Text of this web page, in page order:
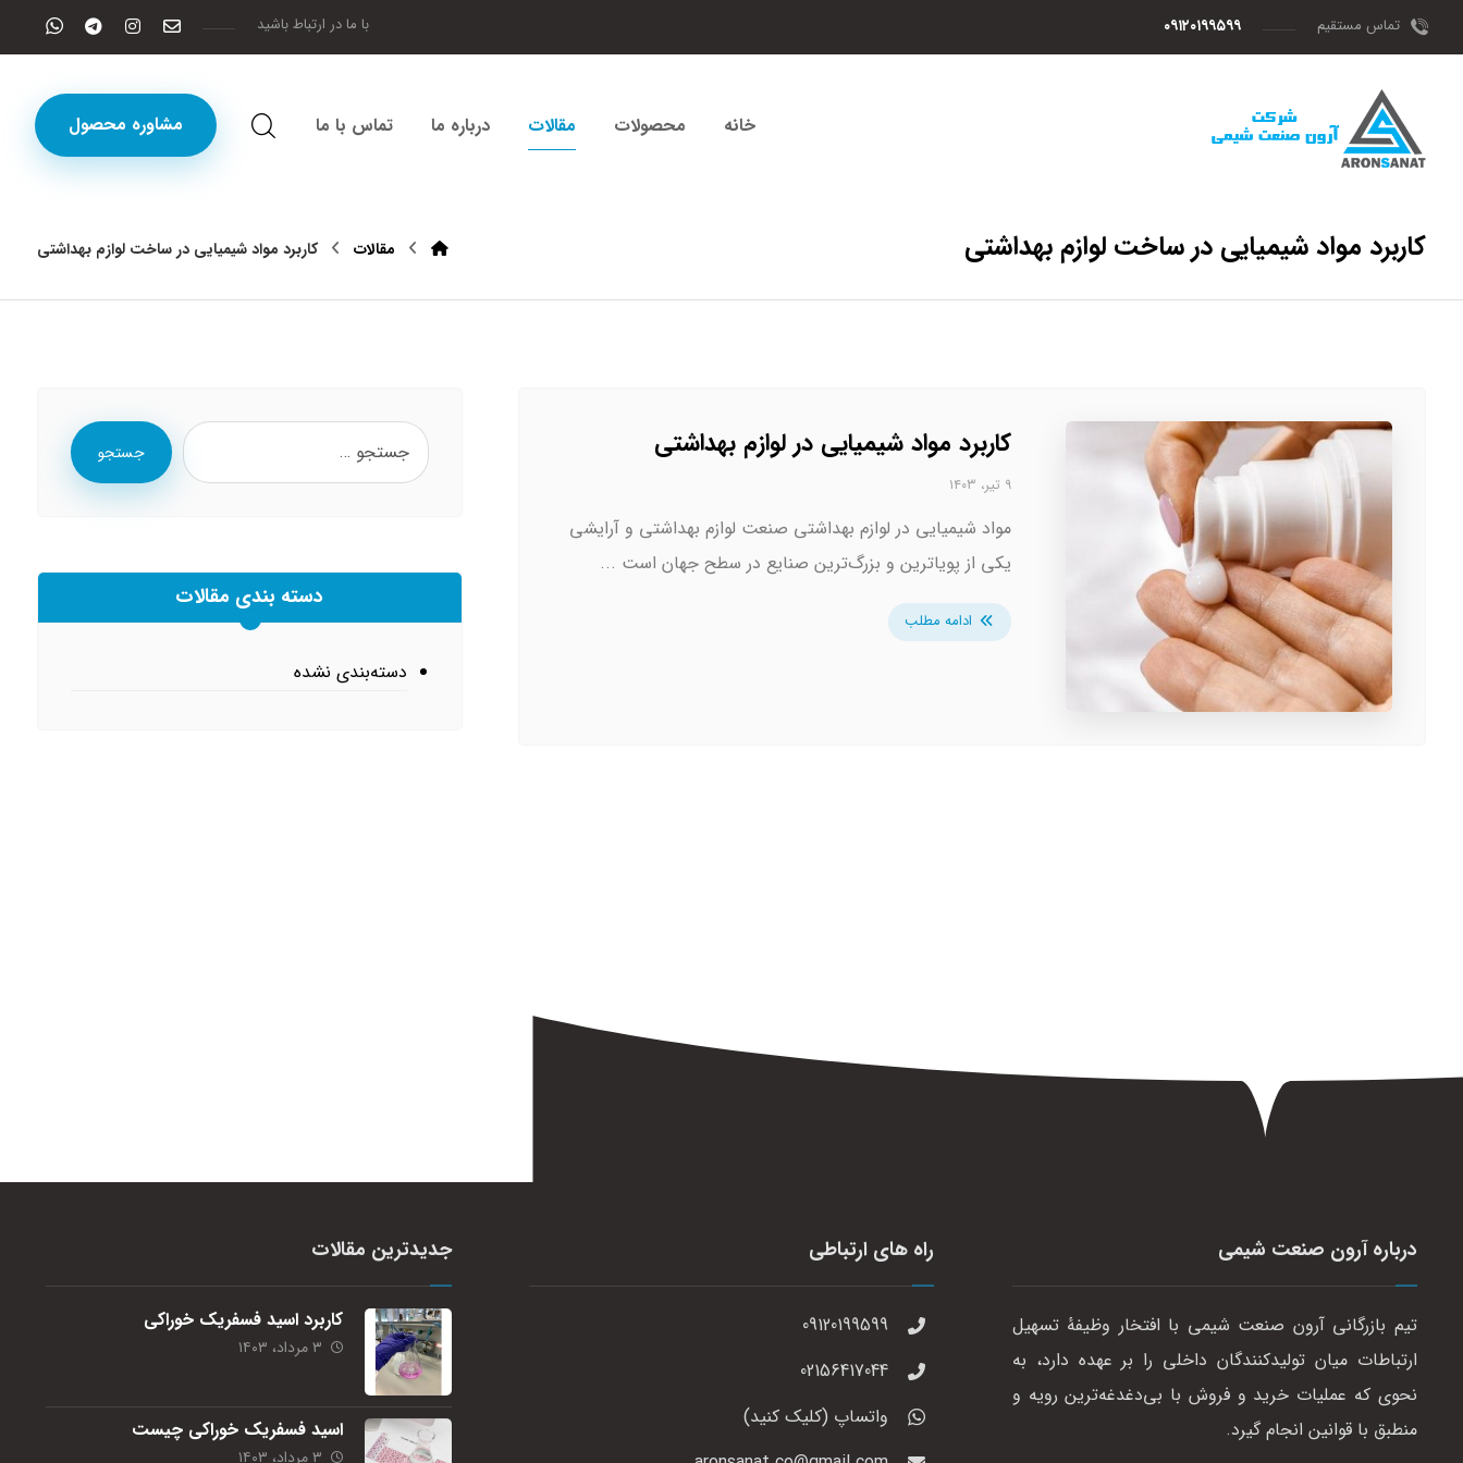
تماس مستقیم ۰۹۱۲۰۱۹۹۵۹۹ با ما در ارتباط باشید
مشاوره محصول خانه محصولات مقالات درباره ما تماس با ما
کاربرد مواد شیمیایی در ساخت لوازم بهداشتی مقالات کاربرد مواد شیمیایی در ساخت لوازم بهداشتی
کاربرد مواد شیمیایی در لوازم بهداشتی
۹ تیر، ۱۴۰۳
مواد شیمیایی در لوازم بهداشتی صنعت لوازم بهداشتی و آرایشی
یکی از پویاترین و بزرگ‌ترین صنایع در سطح جهان است ...
ادامه مطلب
جستجو
دسته بندی مقالات
دسته‌بندی نشده
درباره آرون صنعت شیمی
تیم بازرگانی آرون صنعت شیمی با افتخار وظیفهٔ تسهیل
ارتباطات میان تولیدکنندگان داخلی را بر عهده دارد، به
نحوی که عملیات خرید و فروش با بی‌دغدغه‌ترین رویه و
منطبق با قوانین انجام گیرد.
راه های ارتباطی
09120199599
02156417044
واتساپ (کلیک کنید)
جدیدترین مقالات
کاربرد اسید فسفریک خوراکی
۳ مرداد، ۱۴۰۳
اسید فسفریک خوراکی چیست
۳ مرداد، ۱۴۰۳